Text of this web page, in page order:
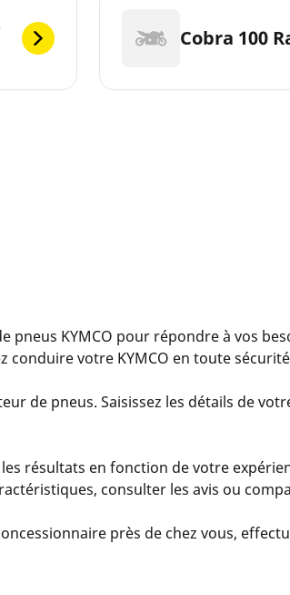
Cobra 100
pneus KYMCO pour répondre à vos
votre KYMCO en toute
de pneus. Saisissez les détails de
résultats en fonction de votre
consulter les avis ou
près de chez vous,